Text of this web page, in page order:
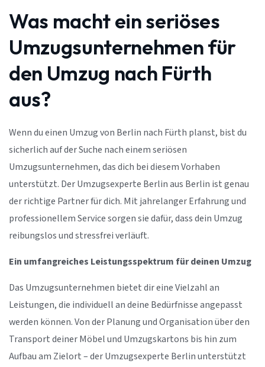
Was macht ein seriöses
Umzugsunternehmen für
den Umzug nach Fürth
aus?
Wenn du einen Umzug von Berlin nach Fürth planst, bist du
sicherlich auf der Suche nach einem seriösen
Umzugsunternehmen, das dich bei diesem Vorhaben
unterstützt. Der Umzugsexperte Berlin aus Berlin ist genau
der richtige Partner für dich. Mit jahrelanger Erfahrung und
professionellem Service sorgen sie dafür, dass dein Umzug
reibungslos und stressfrei verläuft.
Ein umfangreiches Leistungsspektrum für deinen Umzug
Das Umzugsunternehmen bietet dir eine Vielzahl an
Leistungen, die individuell an deine Bedürfnisse angepasst
werden können. Von der Planung und Organisation über den
Transport deiner Möbel und Umzugskartons bis hin zum
Aufbau am Zielort – der Umzugsexperte Berlin unterstützt